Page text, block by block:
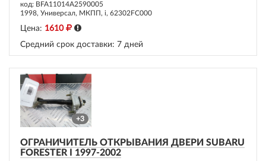
код: BFA11014A2590005
1998, Универсал, МКПП, i, 62302FC000
Цена: 1610
Средний срок доставки: 7 дней
+3
ОГРАНИЧИТЕЛЬ ОТКРЫВАНИЯ ДВЕРИ SUBARU
FORESTER I 1997-2002